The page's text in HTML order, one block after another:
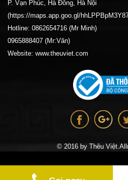
P. Vạn Phúc, Hà Đông, Hà Nội
(https://maps.app.goo.gl/
Hotline: 0862654716 (Mr Minh)
0965888407 (Mr:Văn)
Website: www.theuviet.com
© 2016 by Thêu